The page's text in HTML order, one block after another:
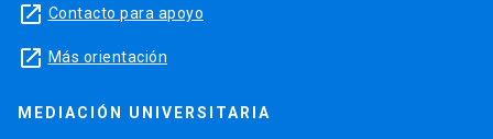
launch Contacto para apoyo
launch Más orientación
MEDIACIÓN UNIVERSITARIA